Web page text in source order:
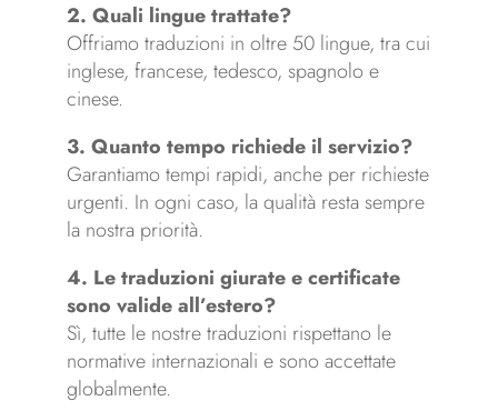
2. Quali lingue trattate?
Offriamo traduzioni in oltre 50 lingue, tra cui
inglese, francese, tedesco, spagnolo e
cinese.
3. Quanto tempo richiede il servizio?
Garantiamo tempi rapidi, anche per richieste
urgenti. In ogni caso, la qualità resta sempre
la nostra priorità.
4. Le traduzioni giurate e certificate
sono valide all’estero?
Sì, tutte le nostre traduzioni rispettano le
normative internazionali e sono accettate
globalmente.